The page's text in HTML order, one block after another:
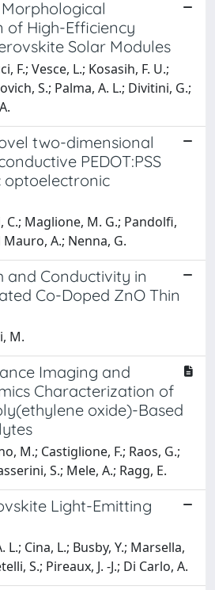
of High-Efficiency
Solar Modules
F.; Vesce, L.; Kosasih, F. U.;
S.; Palma, A. L.; Divitini, G.;
two-dimensional
PEDOT:PSS
C.; Maglione, M. G.; Pandolfi,
A.; Nenna, G.
and Conductivity in
Co-Doped ZnO Thin
M.
Imaging and
Characterization of
oxide)-Based
M.; Castiglione, F.; Raos, G.;
S.; Mele, A.; Ragg, E.
Light-Emitting
L.; Cina, L.; Busby, Y.; Marsella,
S.; Pireaux, J. -J.; Di Carlo, A.